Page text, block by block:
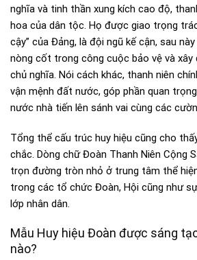
nghĩa và tinh thần xung kích cao độ,
hoa của dân tộc. Họ được giao trọng
cậy” của Đảng, là đội ngũ kế cận, sau
nòng cốt trong công cuộc bảo vệ và xây
chủ nghĩa. Nói cách khác, thanh niên
vận mệnh đất nước, góp phần quan
nước nhà tiến lên sánh vai cùng các
Tổng thể cấu trúc huy hiệu cũng cho
chắc. Dòng chữ Đoàn Thanh Niên Cộng
trọn đường tròn nhỏ ở trung tâm thể
trong các tổ chức Đoàn, Hội cũng như
lớp nhân dân.
Mẫu Huy hiệu Đoàn được sáng
nào?